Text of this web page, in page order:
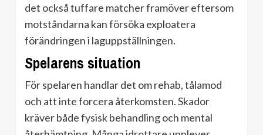
det också tuffare matcher framöver eftersom
motståndarna kan försöka exploatera
förändringen i laguppställningen.
Spelarens situation
För spelaren handlar det om rehab, tålamod
och att inte forcera återkomsten. Skador
kräver både fysisk behandling och mental